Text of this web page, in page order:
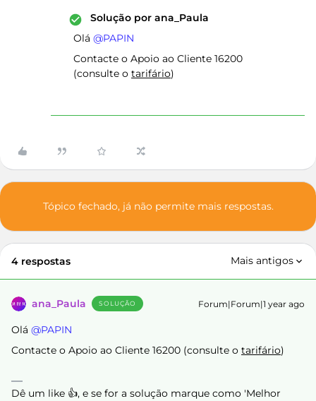
Solução por ana_Paula
Olá ​ @PAPIN
Contacte o Apoio ao Cliente 16200
(consulte o tarifário)
Tópico fechado, já não permite mais respostas.
4 respostas Mais antigos
ana_Paula SOLUÇÃO Forum|Forum|1 year ago
Olá ​ @PAPIN
Contacte o Apoio ao Cliente 16200 (consulte o tarifário)
Dê um like 👍, e se for a solução marque como 'Melhor